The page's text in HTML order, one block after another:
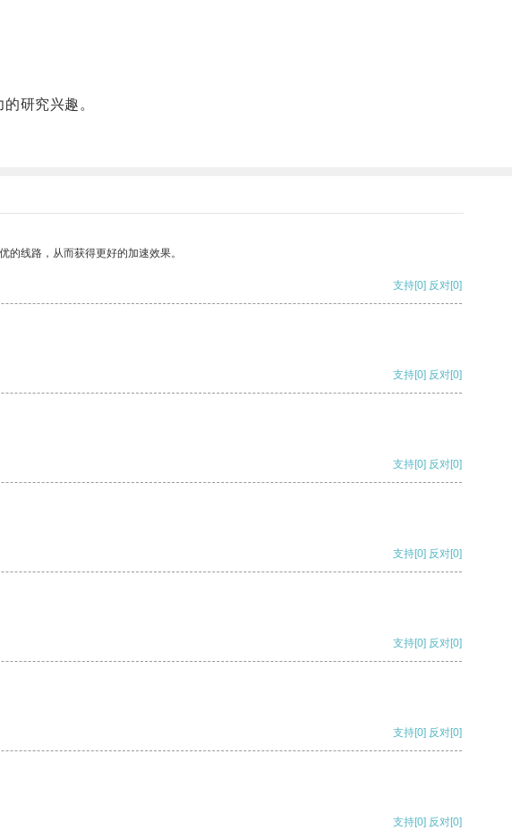
研究兴趣。
线路，从而获得更好的加速效果。
支持[0] 反对[0]
支持[0] 反对[0]
支持[0] 反对[0]
支持[0] 反对[0]
支持[0] 反对[0]
支持[0] 反对[0]
支持[0] 反对[0]